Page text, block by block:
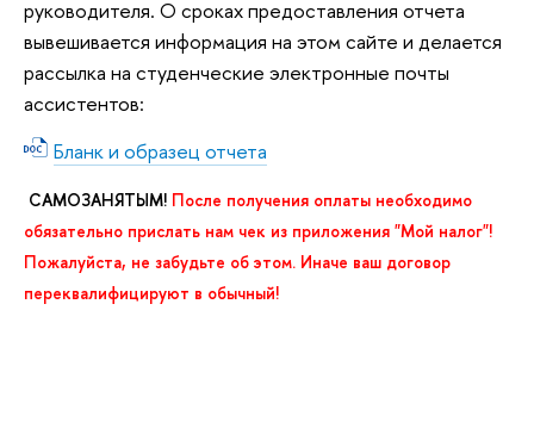
руководителя. О сроках предоставления отчета
вывешивается информация на этом сайте и делается
рассылка на студенческие электронные почты
ассистентов:
Бланк и образец отчета
САМОЗАНЯТЫМ! После получения оплаты необходимо
обязательно прислать нам чек из приложения "Мой налог"!
Пожалуйста, не забудьте об этом. Иначе ваш договор
переквалифицируют в обычный!